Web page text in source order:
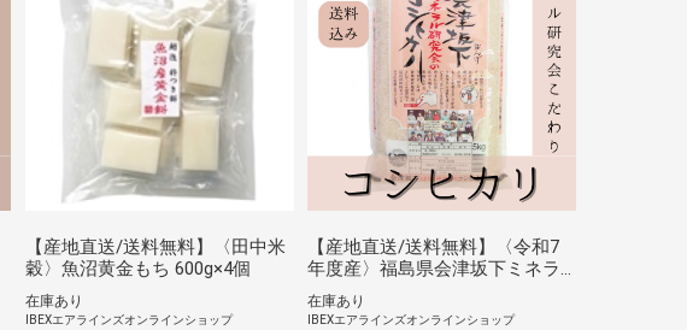
【産地直送/送料無料】〈田中米
穀〉魚沼黄金もち 600g×4個
在庫あり
IBEXエアラインズオンラインショップ
【産地直送/送料無料】〈令和7
年度産〉福島県会津坂下ミネラ
ル研究会のコシヒカリ（5kg）
在庫あり
IBEXエアラインズオンラインショップ